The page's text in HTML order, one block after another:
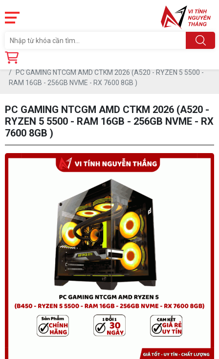
Trang chủ
PC GAMING NTCGM AMD CTKM 2026 (A520 - RYZEN 5 5500 -
RAM 16GB - 256GB NVME - RX 7600 8GB )
PC GAMING NTCGM AMD CTKM 2026 (A520 -
RYZEN 5 5500 - RAM 16GB - 256GB NVME - RX
7600 8GB )